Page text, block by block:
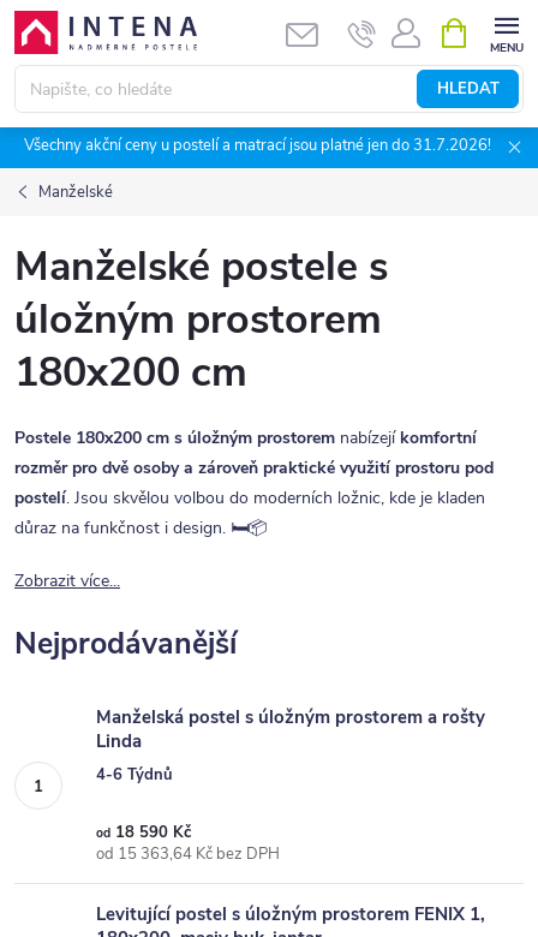
Přejít
obsah
HLEDAT
NÁKUPNÍ
KOŠÍK
Všechny akční ceny u postelí a matrací jsou platné jen do 31.7.2026!
Manželské
Manželské postele s
úložným prostorem
180x200 cm
Postele 180x200 cm s úložným prostorem nabízejí komfortní
rozměr pro dvě osoby a zároveň praktické využití prostoru pod
postelí. Jsou skvělou volbou do moderních ložnic, kde je kladen
důraz na funkčnost i design. 🛏️📦
Zobrazit více...
Nejprodávanější
Manželská postel s úložným prostorem a rošty
Linda
4-6 Týdnů
od 18 590 Kč
od 15 363,64 Kč bez DPH
Levitující postel s úložným prostorem FENIX 1,